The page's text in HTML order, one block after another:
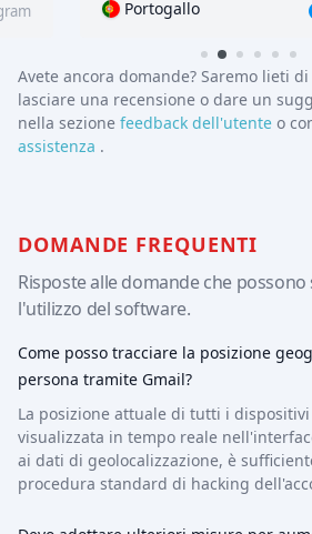
Facebook STATI UNITI
Avete ancora domande? Saremo lieti
lasciare una recensione o dare un
nella sezione feedback dell'utente o
assistenza .
DOMANDE FREQUENTI
Risposte alle domande che
l'utilizzo del software.
Come posso tracciare la posizione
persona tramite Gmail?
La posizione attuale di tutti i
visualizzata in tempo reale
ai dati di geolocalizzazione, è
procedura standard di hacking